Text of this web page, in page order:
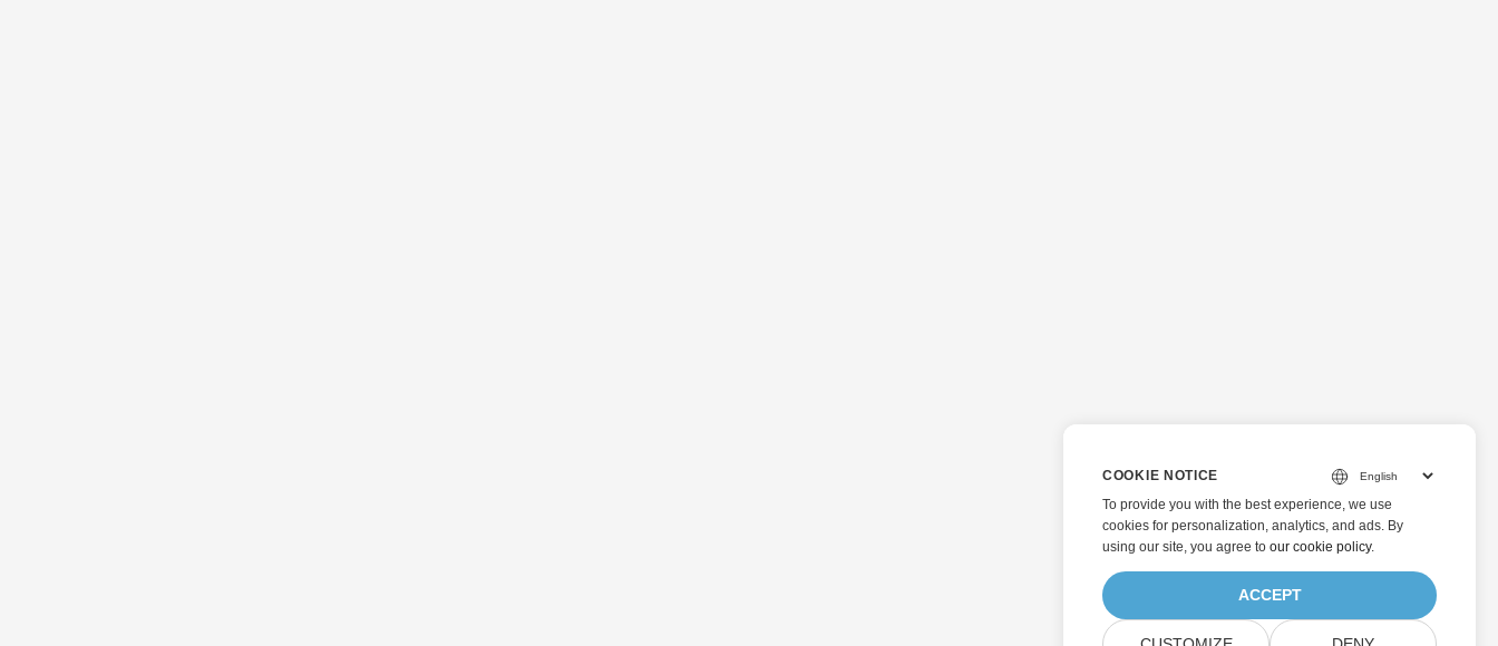
COOKIE NOTICE
To provide you with the best experience, we use
cookies for personalization, analytics, and ads. By
using our site, you agree to our cookie policy.
ACCEPT